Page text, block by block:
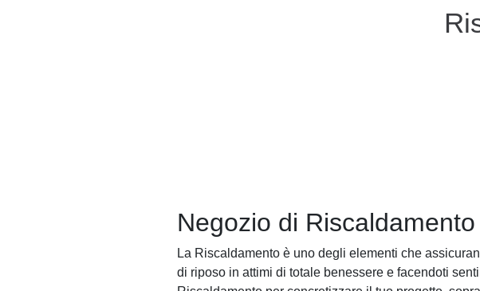
Negozio di Riscaldamento
La Riscaldamento è uno degli elementi che
di riposo in attimi di totale benessere e facendoti